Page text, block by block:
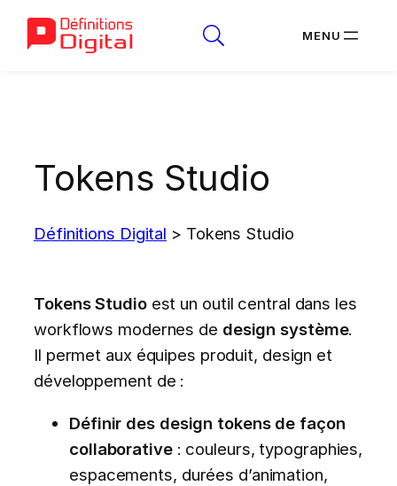
Tokens Studio
Définitions Digital > Tokens Studio
Tokens Studioest un outil central dans les
workflows modernes de design système.
Il permet aux équipes produit, design et
développement de :
Définir des design tokens de façon
collaborative: couleurs, typographies,
espacements, durées d’animation,